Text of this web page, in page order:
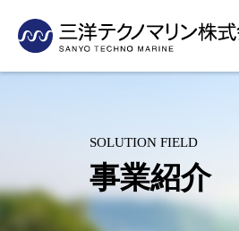
（汀線測量、横断測量、3D
空中写真測量（UAV測量）
グリーンレーザ測量（UAV搭
当社の技術の活用事例をご
ギー開発・発電関連事業
（適地選定、環境アセスメ
水産基盤整備事業関連
（魚礁効果調査・藻場造成）
・事業活動から見たSDGs
キャリア採用
アルバイト採用
SOLUTION FIELD
事業紹介